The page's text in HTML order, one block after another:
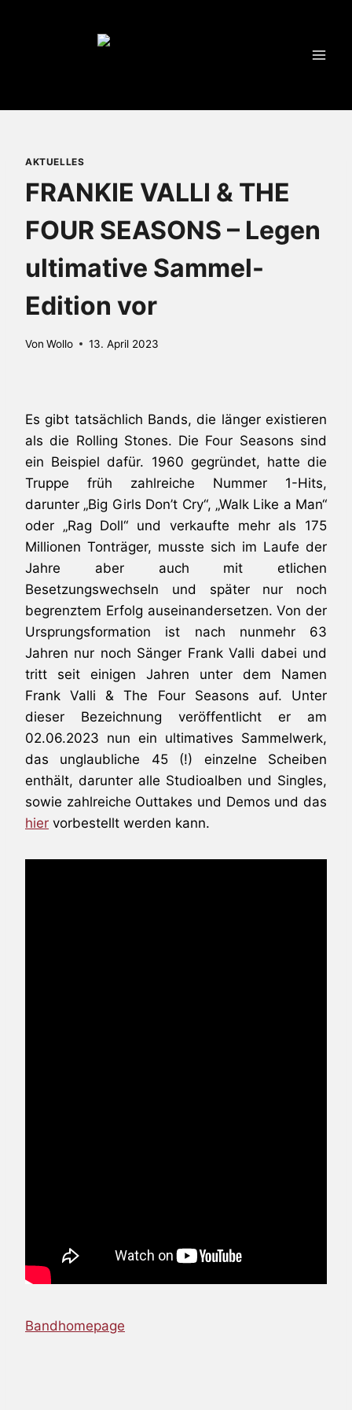
AKTUELLES
FRANKIE VALLI & THE
FOUR SEASONS – Legen
ultimative Sammel-
Edition vor
Von Wollo 13. April 2023
Es gibt tatsächlich Bands, die länger existieren
als die Rolling Stones. Die Four Seasons sind
ein Beispiel dafür. 1960 gegründet, hatte die
Truppe früh zahlreiche Nummer 1-Hits,
darunter „Big Girls Don’t Cry“, „Walk Like a Man“
oder „Rag Doll“ und verkaufte mehr als 175
Millionen Tonträger, musste sich im Laufe der
Jahre aber auch mit etlichen
Besetzungswechseln und später nur noch
begrenztem Erfolg auseinandersetzen. Von der
Ursprungsformation ist nach nunmehr 63
Jahren nur noch Sänger Frank Valli dabei und
tritt seit einigen Jahren unter dem Namen
Frank Valli & The Four Seasons auf. Unter
dieser Bezeichnung veröffentlicht er am
02.06.2023 nun ein ultimatives Sammelwerk,
das unglaubliche 45 (!) einzelne Scheiben
enthält, darunter alle Studioalben und Singles,
sowie zahlreiche Outtakes und Demos und das
hier vorbestellt werden kann.
Bandhomepage